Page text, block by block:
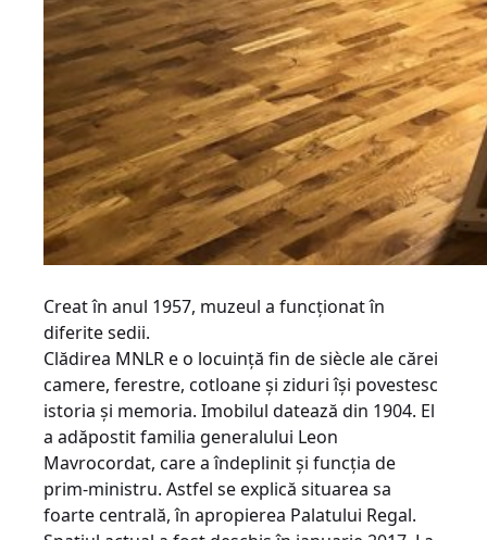
Creat în anul 1957, muzeul a funcționat în
diferite sedii.
Clădirea MNLR e o locuință fin de siècle ale cărei
camere, ferestre, cotloane și ziduri își povestesc
istoria și memoria. Imobilul datează din 1904. El
a adăpostit familia generalului Leon
Mavrocordat, care a îndeplinit și funcția de
prim-ministru. Astfel se explică situarea sa
foarte centrală, în apropierea Palatului Regal.